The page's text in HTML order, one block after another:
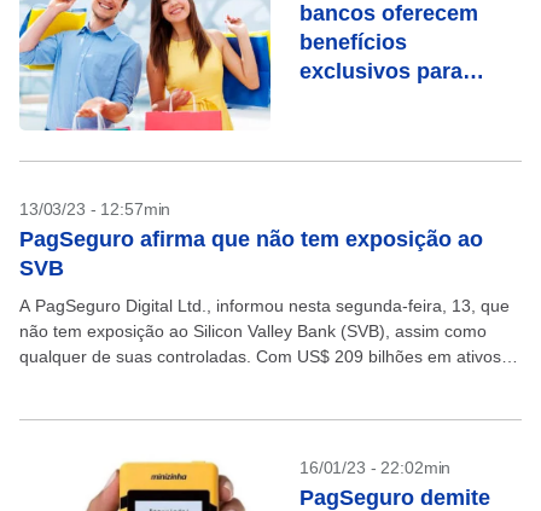
bancos oferecem
benefícios
exclusivos para
13/03/23 - 12:57min
PagSeguro afirma que não tem exposição ao
SVB
A PagSeguro Digital Ltd., informou nesta segunda-feira, 13, que
não tem exposição ao Silicon Valley Bank (SVB), assim como
qualquer de suas controladas. Com US$ 209 bilhões em ativos e
16/01/23 - 22:02min
PagSeguro demite